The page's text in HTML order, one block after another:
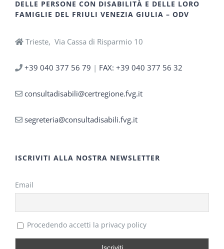
DELLE PERSONE CON DISABILITÀ E DELLE LORO
FAMIGLIE DEL FRIULI VENEZIA GIULIA – ODV
Trieste, Via Cassa di Risparmio 10
+39 040 377 56 79 | FAX: +39 040 377 56 32
consultadisabili@certregione.fvg.it
segreteria@consultadisabili.fvg.it
ISCRIVITI ALLA NOSTRA NEWSLETTER
Email
Procedendo accetti la privacy policy